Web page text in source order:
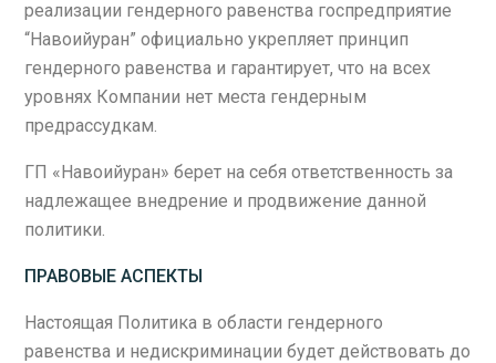
реализации гендерного равенства госпредприятие
“Навоийуран” официально укрепляет принцип
гендерного равенства и гарантирует, что на всех
уровнях Компании нет места гендерным
предрассудкам.
ГП «Навоийуран» берет на себя ответственность за
надлежащее внедрение и продвижение данной
политики.
ПРАВОВЫЕ АСПЕКТЫ
Настоящая Политика в области гендерного
равенства и недискриминации будет действовать до